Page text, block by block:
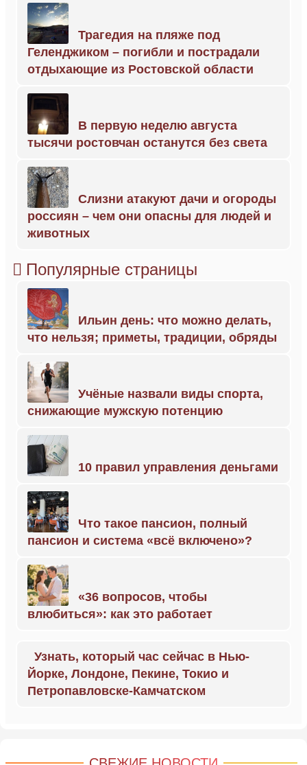
Трагедия на пляже под
Геленджиком – погибли и пострадали
отдыхающие из Ростовской области
В первую неделю августа
тысячи ростовчан останутся без света
Слизни атакуют дачи и огороды
россиян – чем они опасны для людей и
животных
Популярные страницы
Ильин день: что можно делать,
что нельзя; приметы, традиции, обряды
Учёные назвали виды спорта,
снижающие мужскую потенцию
10 правил управления деньгами
Что такое пансион, полный
пансион и система «всё включено»?
«36 вопросов, чтобы
влюбиться»: как это работает
Узнать, который час сейчас в Нью-
Йорке, Лондоне, Пекине, Токио и
Петропавловске-Камчатском